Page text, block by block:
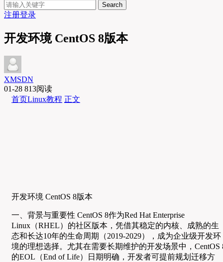
Search
注册登录
开发环境 CentOS 8版本
XMSDN
01-28 813阅读
首页Linux教程 正文
开发环境 CentOS 8版本
一、背景与重要性 CentOS 8作为Red Hat Enterprise
Linux（RHEL）的社区版本，凭借其稳定的内核、成熟的生
态和长达10年的生命周期（2019-2029），成为企业级开发环
境的理想选择。尤其在需要长期维护的开发场景中，CentOS
的EOL（End of Life）日期明确，开发者可提前规划迁移方